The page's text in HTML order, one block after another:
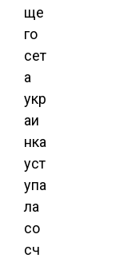
ще
го
сет
а
укр
аи
нка
уст
упа
ла
со
сч